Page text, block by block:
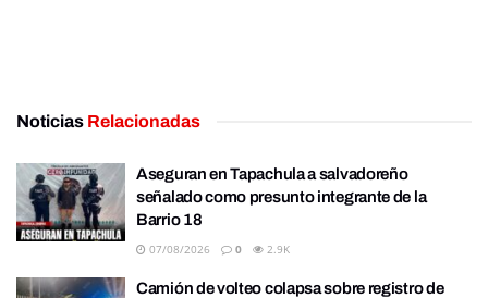
Noticias Relacionadas
Aseguran en Tapachula a salvadoreño
señalado como presunto integrante de la
Barrio 18
07/08/2026 0 2.9K
Camión de volteo colapsa sobre registro de